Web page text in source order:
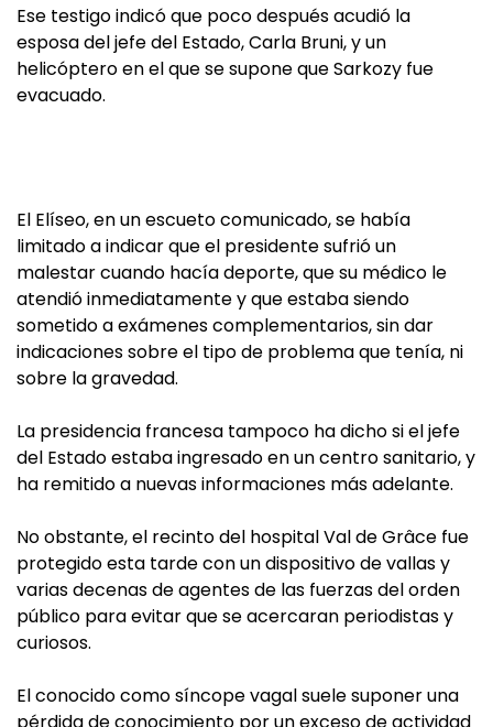
Ese testigo indicó que poco después acudió la
esposa del jefe del Estado, Carla Bruni, y un
helicóptero en el que se supone que Sarkozy fue
evacuado.
El Elíseo, en un escueto comunicado, se había
limitado a indicar que el presidente sufrió un
malestar cuando hacía deporte, que su médico le
atendió inmediatamente y que estaba siendo
sometido a exámenes complementarios, sin dar
indicaciones sobre el tipo de problema que tenía, ni
sobre la gravedad.
La presidencia francesa tampoco ha dicho si el jefe
del Estado estaba ingresado en un centro sanitario, y
ha remitido a nuevas informaciones más adelante.
No obstante, el recinto del hospital Val de Grâce fue
protegido esta tarde con un dispositivo de vallas y
varias decenas de agentes de las fuerzas del orden
público para evitar que se acercaran periodistas y
curiosos.
El conocido como síncope vagal suele suponer una